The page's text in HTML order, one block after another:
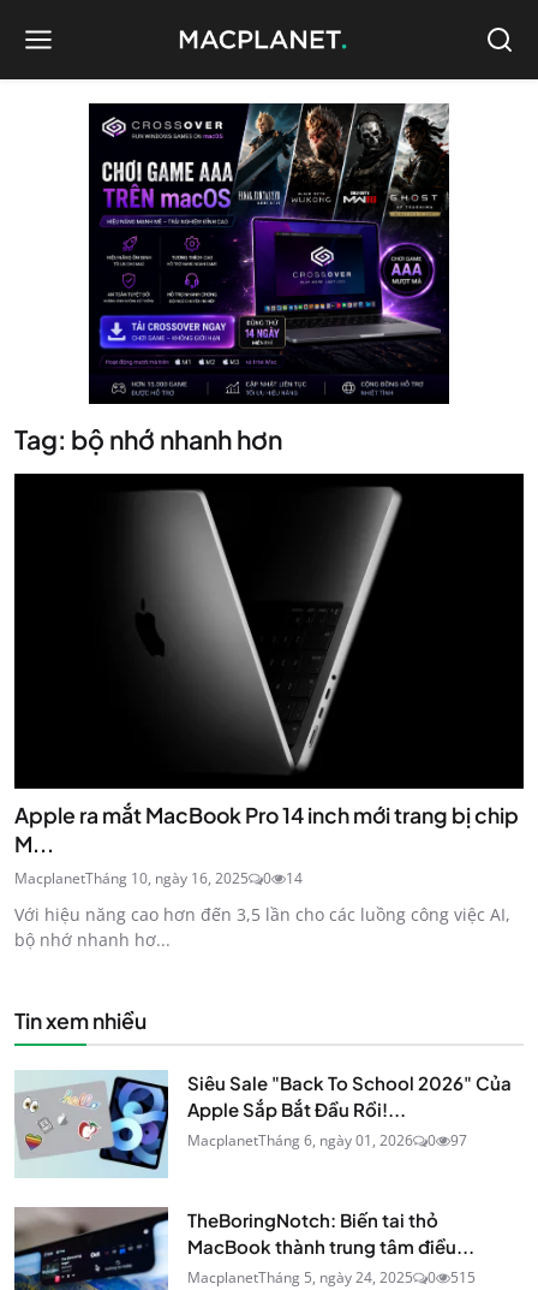
Tag: bộ nhớ nhanh hơn
Apple ra mắt MacBook Pro 14 inch mới trang bị chip
M...
MacplanetTháng 10, ngày 16, 2025 0 14
Với hiệu năng cao hơn đến 3,5 lần cho các luồng công việc AI,
bộ nhớ nhanh hơ...
Tin xem nhiều
Siêu Sale "Back To School 2026" Của
Apple Sắp Bắt Đầu Rồi!...
MacplanetTháng 6, ngày 01, 2026 0 97
TheBoringNotch: Biến tai thỏ
MacBook thành trung tâm điều...
MacplanetTháng 5, ngày 24, 2025 0 515